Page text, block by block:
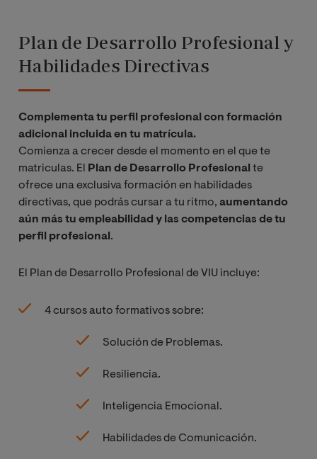
Plan de Desarrollo Profesional y
Habilidades Directivas
Complementa tu perfil profesional con formación
adicional incluida en tu matrícula.
Comienza a crecer desde el momento en el que te
matriculas. El Plan de Desarrollo Profesionalte
ofrece una exclusiva formación en habilidades
directivas, que podrás cursar a tu ritmo, aumentando
aún más tu empleabilidad y las competencias de tu
perfil profesional.
El Plan de Desarrollo Profesional de VIU incluye:
4 cursos auto formativos sobre:
Solución de Problemas.
Resiliencia.
Inteligencia Emocional.
Habilidades de Comunicación.